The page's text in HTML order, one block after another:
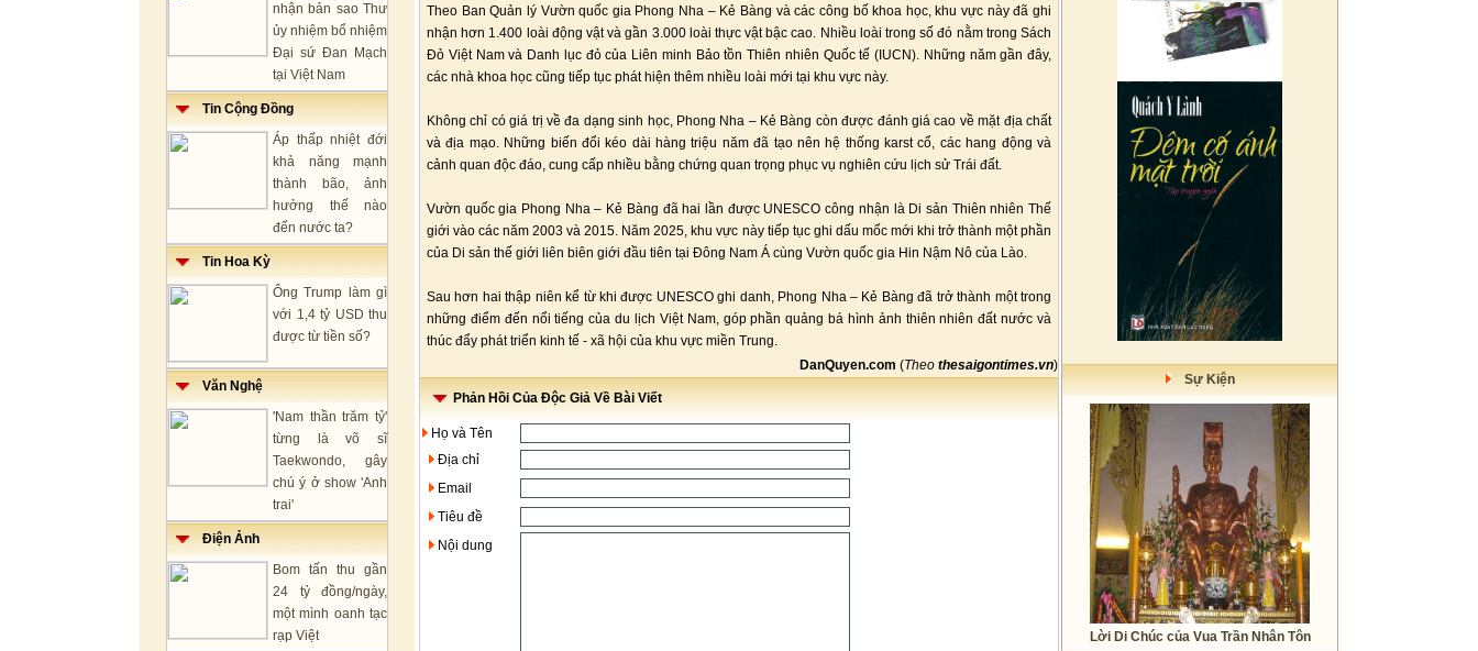
nhận bản sao Thư
ủy nhiệm bổ nhiệm
Đại sứ Đan Mạch
tại Việt Nam
Tin Cộng Đồng
Áp thấp nhiệt đới
khả năng mạnh
thành bão, ảnh
hưởng thế nào
đến nước ta?
Tin Hoa Kỳ
Ông Trump làm gì
với 1,4 tỷ USD thu
được từ tiền số?
Văn Nghệ
'Nam thần trăm tỷ'
từng là võ sĩ
Taekwondo, gây
chú ý ở show 'Anh
trai'
Điện Ảnh
Bom tấn thu gần
24 tỷ đồng/ngày,
một mình oanh tạc
rạp Việt
Theo Ban Quản lý Vườn quốc gia Phong Nha – Kẻ Bàng và các công bố khoa học, khu vực này đã ghi
nhận hơn 1.400 loài động vật và gần 3.000 loài thực vật bậc cao. Nhiều loài trong số đó nằm trong Sách
Đỏ Việt Nam và Danh lục đỏ của Liên minh Bảo tồn Thiên nhiên Quốc tế (IUCN). Những năm gần đây,
các nhà khoa học cũng tiếp tục phát hiện thêm nhiều loài mới tại khu vực này.
Không chỉ có giá trị về đa dạng sinh học, Phong Nha – Kẻ Bàng còn được đánh giá cao về mặt địa chất
và địa mạo. Những biến đổi kéo dài hàng triệu năm đã tạo nên hệ thống karst cổ, các hang động và
cảnh quan độc đáo, cung cấp nhiều bằng chứng quan trọng phục vụ nghiên cứu lịch sử Trái đất.
Vườn quốc gia Phong Nha – Kẻ Bàng đã hai lần được UNESCO công nhận là Di sản Thiên nhiên Thế
giới vào các năm 2003 và 2015. Năm 2025, khu vực này tiếp tục ghi dấu mốc mới khi trở thành một phần
của Di sản thế giới liên biên giới đầu tiên tại Đông Nam Á cùng Vườn quốc gia Hin Nậm Nô của Lào.
Sau hơn hai thập niên kể từ khi được UNESCO ghi danh, Phong Nha – Kẻ Bàng đã trở thành một trong
những điểm đến nổi tiếng của du lịch Việt Nam, góp phần quảng bá hình ảnh thiên nhiên đất nước và
thúc đẩy phát triển kinh tế - xã hội của khu vực miền Trung.
DanQuyen.com (Theo thesaigontimes.vn)
Phản Hồi Của Độc Giả Về Bài Viết
Họ và Tên
Địa chỉ
Email
Tiêu đề
Nội dung
Sự Kiện
Lời Di Chúc của Vua Trần Nhân Tôn